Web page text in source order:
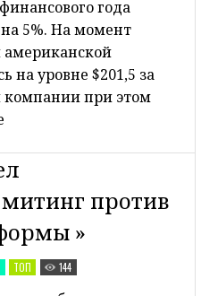
года
5%. На момент
на уровне $201,5 за
компании при этом
против
»
ТОП 144